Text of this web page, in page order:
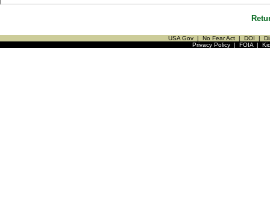
USA Gov | No Fear Act | DOI |
Privacy Policy| FOIA|